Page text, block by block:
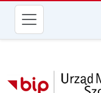
przejdź do